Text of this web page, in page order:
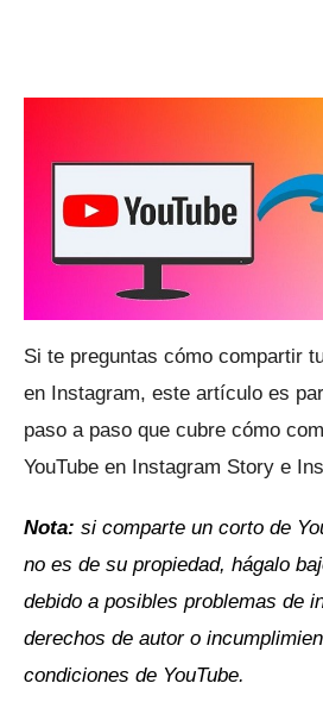
Si te preguntas cómo compartir
en Instagram, este artículo es
paso a paso que cubre cómo
YouTube en Instagram Story e
Nota: si comparte un corto de
no es de su propiedad, hágalo
debido a posibles problemas de
derechos de autor o
condiciones de YouTube.